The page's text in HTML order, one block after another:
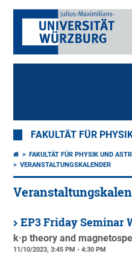
FAKULTÄT FÜR
FAKULTÄT FÜR PHYSIK UND
VERANSTALTUNGSKALENDER
EP3 Friday Seminar
k·p theory and
11/10/2023, 3:45 PM - 4:30 PM